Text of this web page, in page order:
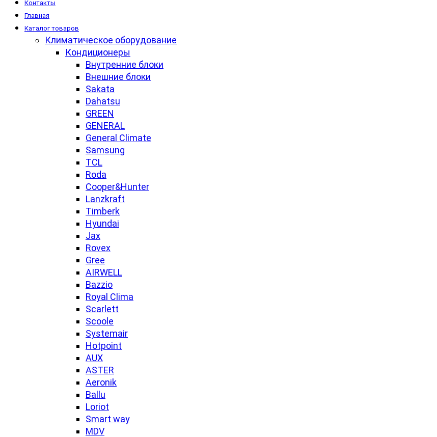
Контакты
Главная
Каталог товаров
Климатическое оборудование
Кондиционеры
Внутренние блоки
Внешние блоки
Sakata
Dahatsu
GREEN
GENERAL
General Climate
Samsung
TCL
Roda
Cooper&Hunter
Lanzkraft
Timberk
Hyundai
Jax
Rovex
Gree
AIRWELL
Bazzio
Royal Clima
Scarlett
Scoole
Systemair
Hotpoint
AUX
ASTER
Aeronik
Ballu
Loriot
Smart way
MDV